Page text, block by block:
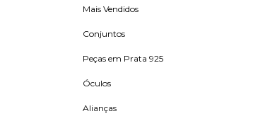
Mais Vendidos
Conjuntos
Peças em Prata 925
Óculos
Alianças